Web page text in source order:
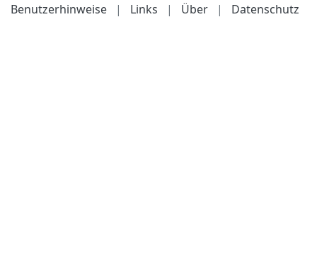
Benutzerhinweise
| Links | Über | Datenschutz